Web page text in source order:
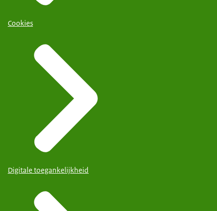
Cookies
Digitale toegankelijkheid